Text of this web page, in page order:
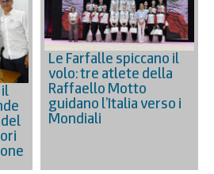
Le Farfalle spiccano il
volo: tre atlete della
Raffaello Motto
guidano l’Italia verso i
Mondiali